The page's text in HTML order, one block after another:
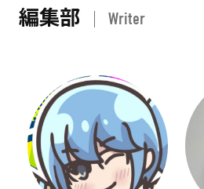
編集部 Writer